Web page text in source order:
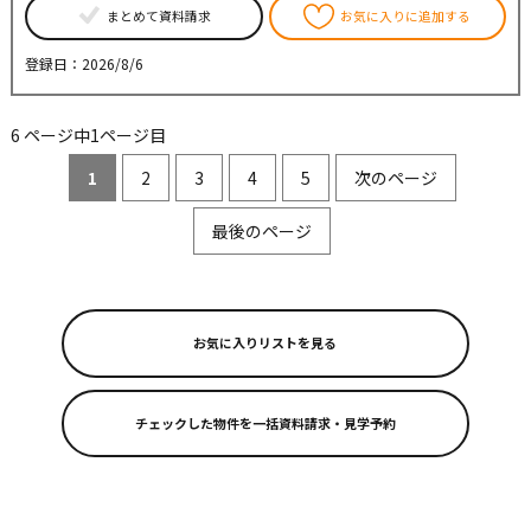
まとめて資料請求 お気に入りに追加する
登録日：2026/8/6
6 ページ中1ページ目
1
2 3 4 5 次のページ
最後のページ
お気に入りリストを見る